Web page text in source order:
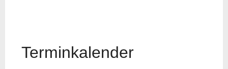
Terminkalender